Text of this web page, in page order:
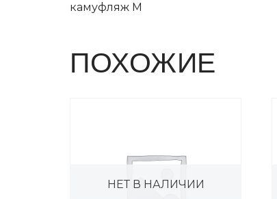
камуфляж M
ПОХОЖИЕ
НЕТ В НАЛИЧИИ